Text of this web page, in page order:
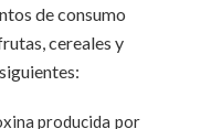
de consumo
cereales y
producida por